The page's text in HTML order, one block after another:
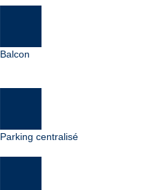
Balcon
Parking centralisé